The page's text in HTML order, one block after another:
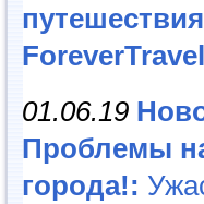
01.06.19
Проблемы
города!: